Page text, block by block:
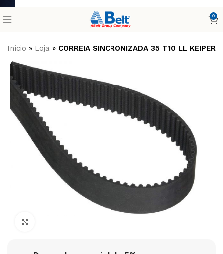
0
Início » Loja » CORREIA SINCRONIZADA 35 T10 LL KEIPER